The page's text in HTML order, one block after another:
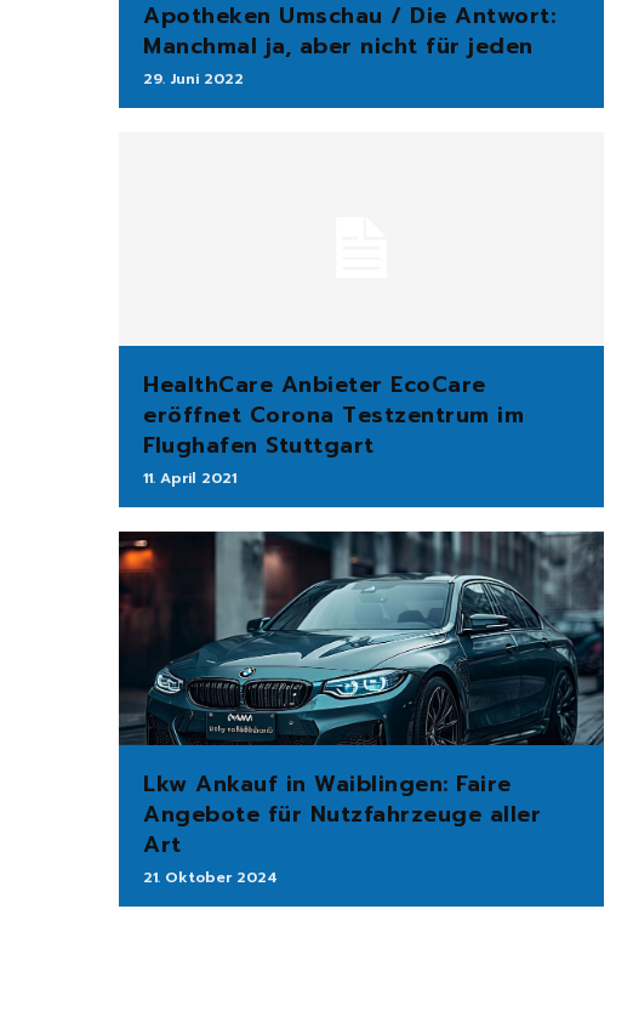
Apotheken Umschau / Die Antwort:
Manchmal ja, aber nicht für jeden
29. Juni 2022
HealthCare Anbieter EcoCare
eröffnet Corona Testzentrum im
Flughafen Stuttgart
11. April 2021
Lkw Ankauf in Waiblingen: Faire
Angebote für Nutzfahrzeuge aller
Art
21. Oktober 2024